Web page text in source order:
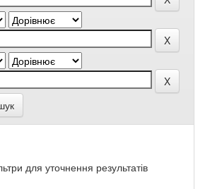
для уточнення результатів